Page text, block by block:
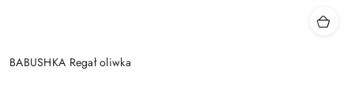
BABUSHKA Regał oliwka